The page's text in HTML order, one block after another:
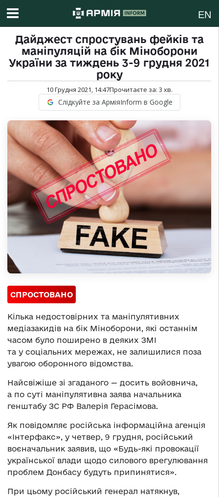
EN
Дайджест спростувань фейків та
маніпуляцій на бік Міноборони
України за тиждень 3-9 грудня 2021
року
10 Грудня 2021, 14:47Прочитаєте за: 3 хв.
Слідкуйте за АрміяInform в Google
СПРОСТОВАНО
Кілька недостовірних та маніпулятивних
медіазакидів на бік Міноборони, які останнім
часом було поширено в деяких ЗМІ
та у соціальних мережах, не залишилися поза
увагою оборонного відомства.
Найсвіжіше зі згаданого — досить войовнича,
а по суті маніпулятивна заява начальника
генштабу ЗС РФ Валерія Герасімова.
Як повідомляє російська інформаційна агенція
«Інтерфакс», у четвер, 9 грудня, російський
воєначальник заявив, що «Будь-які провокації
української влади щодо силового врегулювання
проблем Донбасу будуть припинятися».
При цьому російський генерал натякнув,